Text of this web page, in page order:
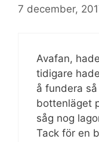
7 december,
Avafan,
tidigare
å fundera
bottenläget
såg nog
Tack för en